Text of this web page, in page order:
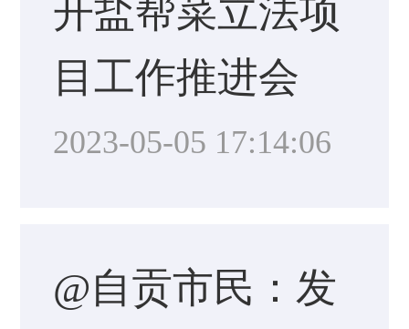
开盐帮菜立法项
目工作推进会
2023-05-05 17:14:06
@自贡市民：发